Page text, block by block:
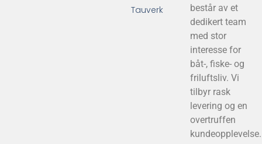
består av et
dedikert team
med stor
interesse for
båt-, fiske- og
friluftsliv. Vi
tilbyr rask
levering og en
overtruffen
kundeopplevelse.
Tauverk